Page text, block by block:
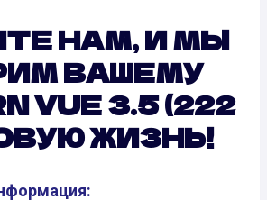
НАМ, И МЫ
ВАШЕМУ
VUE 3.5 (222
ЖИЗНЬ!